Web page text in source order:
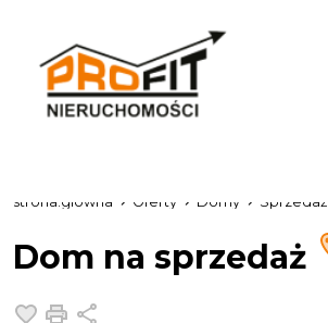
strona.glowna Oferty Domy Sprzedaż
Dom na sprzedaż
Dodaj do ulubionych
Drukuj